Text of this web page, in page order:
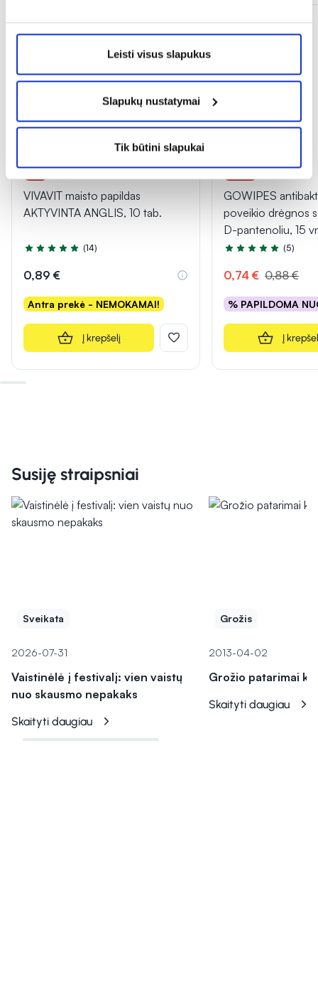
Leisti visus slapukus
Slapukų nustatymai
Tik būtini slapukai
VIVAVIT maisto papildas
AKTYVINTA ANGLIS, 10 tab.
Įvertinimas 5.0 iš 5
(14)
0,89 €
Antra prekė - NEMOKAMAI!
Į krepšelį
GOWIPES
poveikio drėgnos
D-pantenoliu, 15
Įvertinimas 5.0 iš 5
(5)
0,74 € 0,88 €
% PAPILDOMA
Į
Susiję straipsniai
Sveikata
2026-07-31
Vaistinėlė į festivalį: vien vaistų
nuo skausmo nepakaks
Skaityti daugiau
Grožis
2013-04-02
Grožio patarimai
Skaityti daugiau